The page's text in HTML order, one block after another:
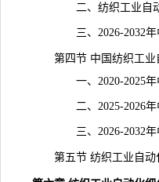
二、纺织工业自动
三、2026-2032年中
第四节 中国纺织工业
一、2020-2025年中
二、2025-2026年中
三、2026-2032年中
第五节 纺织工业自动